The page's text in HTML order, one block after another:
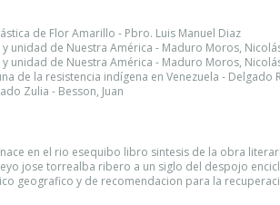
de Flor Amarillo - Pbro. Luis Manuel Diaz
unidad de Nuestra América - Maduro Moros,
unidad de Nuestra América - Maduro Moros,
de la resistencia indígena en Venezuela - Delgado
Zulia - Besson, Juan
nace en el rio esequibo libro sintesis de la obra
jose torrealba ribero a un siglo del despojo
geografico y de recomendacion para la